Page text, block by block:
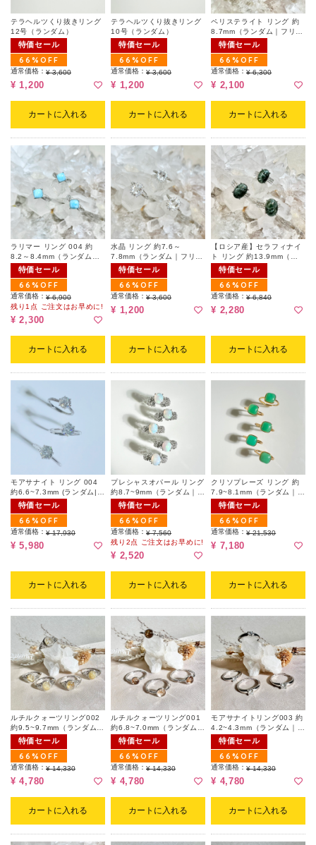
テラヘルツくり抜きリング
12号（ランダム）
特価セール
66%OFF
通常価格： ¥ 3,600
¥ 1,200
カートに入れる
テラヘルツくり抜きリング
10号（ランダム）
特価セール
66%OFF
通常価格：¥ 3,600
¥ 1,200
カートに入れる
ペリステライト リング 約
8.7mm（ランダム｜フリー
サイズ）
特価セール
66%OFF
通常価格：¥ 6,300
¥ 2,100
カートに入れる
ラリマー リング 004 約
8.2～8.4mm（ランダム｜
フリーサイズ）
特価セール
66%OFF
通常価格： ¥ 6,900
残り1点 ご注文はお早めに!
¥ 2,300
カートに入れる
水晶 リング 約7.6～
7.8mm（ランダム｜フリー
サイズ）
特価セール
66%OFF
通常価格：¥ 3,600
¥ 1,200
カートに入れる
【ロシア産】セラフィナイ
ト リング 約13.9mm（ラ
ンダム｜フリーサイズ）
特価セール
66%OFF
通常価格：¥ 6,840
¥ 2,280
カートに入れる
モアサナイト リング 004
約6.6~7.3mm (ランダム|フ
リーサイズ)
特価セール
66%OFF
通常価格： ¥ 17,930
¥ 5,980
カートに入れる
プレシャスオパール リング
約8.7~9mm（ランダム｜フ
リーサイズ）
特価セール
66%OFF
通常価格：¥ 7,560
残り2点 ご注文はお早めに!
¥ 2,520
カートに入れる
クリソプレーズ リング 約
7.9~8.1mm（ランダム｜フ
リーサイズ）
特価セール
66%OFF
通常価格：¥ 21,530
¥ 7,180
カートに入れる
ルチルクォーツリング002
約9.5~9.7mm（ランダム｜
フリーサイズ）
特価セール
66%OFF
通常価格： ¥ 14,330
¥ 4,780
カートに入れる
ルチルクォーツリング001
約6.8~7.0mm（ランダム｜
フリーサイズ）
特価セール
66%OFF
通常価格：¥ 14,330
¥ 4,780
カートに入れる
モアサナイトリング003 約
4.2~4.3mm（ランダム｜フ
リーサイズ）
特価セール
66%OFF
通常価格：¥ 14,330
¥ 4,780
カートに入れる